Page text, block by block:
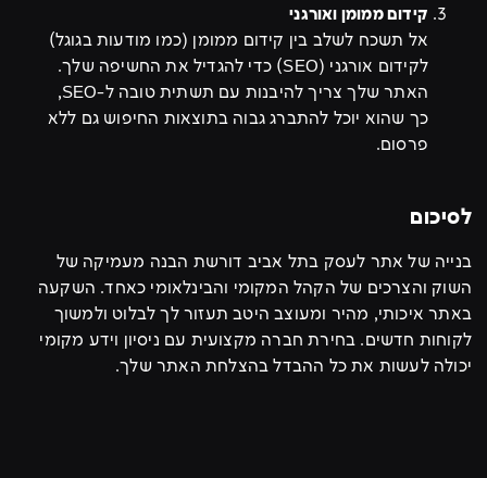
קידום ממומן ואורגני
אל תשכח לשלב בין קידום ממומן (כמו מודעות בגוגל)
לקידום אורגני (SEO) כדי להגדיל את החשיפה שלך.
האתר שלך צריך להיבנות עם תשתית טובה ל-SEO,
כך שהוא יוכל להתברג גבוה בתוצאות החיפוש גם ללא
פרסום.
לסיכום
בנייה של אתר לעסק בתל אביב דורשת הבנה מעמיקה של
השוק והצרכים של הקהל המקומי והבינלאומי כאחד. השקעה
באתר איכותי, מהיר ומעוצב היטב תעזור לך לבלוט ולמשוך
לקוחות חדשים. בחירת חברה מקצועית עם ניסיון וידע מקומי
יכולה לעשות את כל ההבדל בהצלחת האתר שלך.